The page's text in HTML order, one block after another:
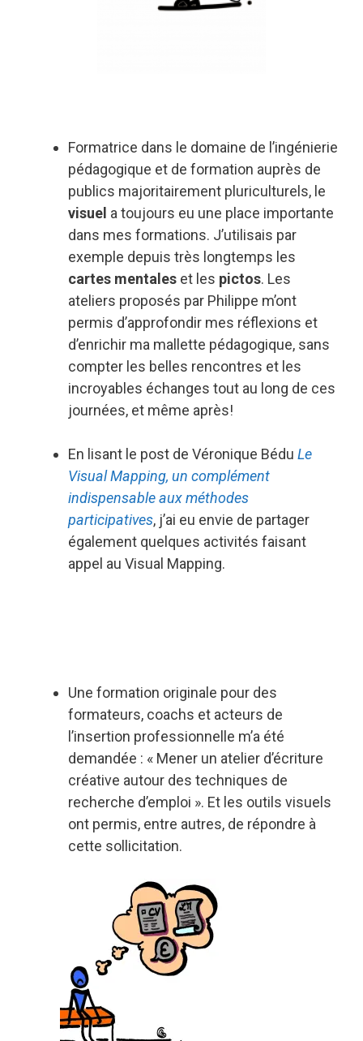
Formatrice dans le domaine de l’ingénierie
pédagogique et de formation auprès de
publics majoritairement pluriculturels, le
visuel a toujours eu une place importante
dans mes formations. J’utilisais par
exemple depuis très longtemps les
cartes mentales et les pictos. Les
ateliers proposés par Philippe m’ont
permis d’approfondir mes réflexions et
d’enrichir ma mallette pédagogique, sans
compter les belles rencontres et les
incroyables échanges tout au long de ces
journées, et même après!
En lisant le post de Véronique Bédu Le
Visual Mapping, un complément
indispensable aux méthodes
participatives, j’ai eu envie de partager
également quelques activités faisant
appel au Visual Mapping.
Une formation originale pour des
formateurs, coachs et acteurs de
l’insertion professionnelle m’a été
demandée : « Mener un atelier d’écriture
créative autour des techniques de
recherche d’emploi ». Et les outils visuels
ont permis, entre autres, de répondre à
cette sollicitation.